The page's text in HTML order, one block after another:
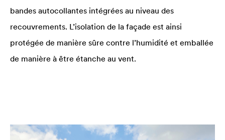
bandes autocollantes intégrées au niveau des
recouvrements. L’isolation de la façade est ainsi
protégée de manière sûre contre l’humidité et emballée
de manière à être étanche au vent.